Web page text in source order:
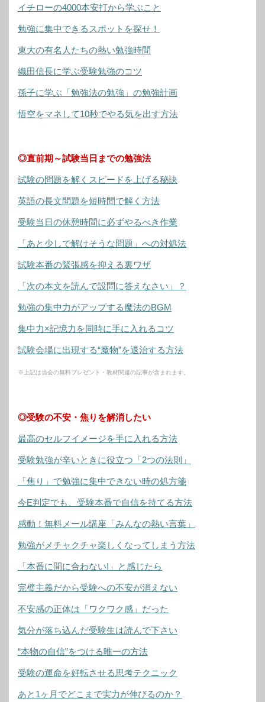
イチローの4000本安打から学ぶこと
勉強に集中できるスポットを探せ！
東大の有名人たちの熱い勉強時間
織田信長に学ぶ受験勉強のコツ
孫子に学ぶ「勉強法の勉強」の勉強計画
悟空をマネして10秒でやる気を出す方法
◎直前期～試験当日までの勉強法
試験の問題を解くスピードを上げる秘訣
英語の長文問題を短時間で解く方法
受験当日の休憩時間に必ずやるべき作業
「あと少しで解けそうな問題」への対処法
試験本番の緊張感を抑える裏ワザ
「次の本文を読んで設問に答えなさい」？
勉強の集中力がアップする魔法のBGM
集中力×記憶力を同時に手に入れるコツ
試験会場に出現する“魔物”を退治する方法
※上記は当会の無料プレゼント・教材関連の記事が含まれます。
◎受験の不安・焦りを解消したい
最高のセルフイメージを手に入れる方法
受験勉強が辛いときに役立つ「2つの法則」
「焦り」で勉強に集中できない時の処方箋
今E判定でも、受験本番で自信を持てる方法
感動！無料メール講座「みんなの熱い言葉」
勉強がメチャクチャ楽しくなってしまう方法
「本番に間に合わない!」と感じたら
完璧主義だから受験への不安が消えない
不安感の正体は「ワクワク感」だった
気分が落ち込んだ受験生は読んで下さい
“本物の自信”をつける唯一の方法
受験の運命を好転させる思考テクニック
あと1ヶ月でどこまで実力が伸びるのか？